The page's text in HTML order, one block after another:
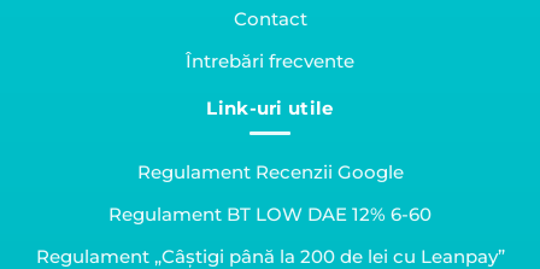
Contact
Întrebări frecvente
Link-uri utile
Regulament Recenzii Google
Regulament BT LOW DAE 12% 6-60
Regulament „Câștigi până la 200 de lei cu Leanpay”